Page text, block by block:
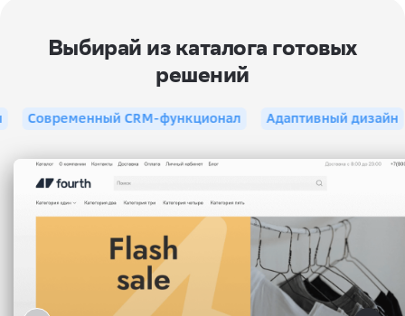
Выбирай из каталога готовых
решений
CRM-функционал Адаптивный дизайн